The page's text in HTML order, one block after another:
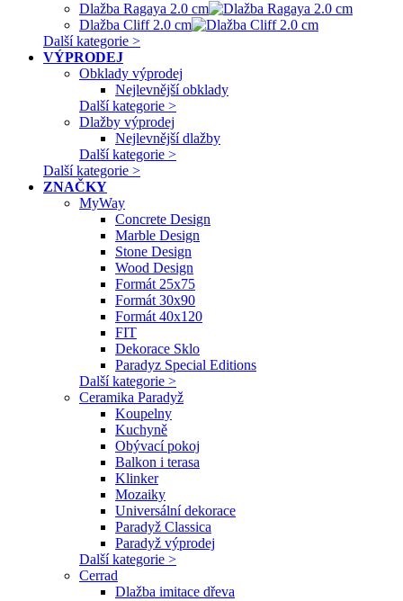
Dlažba Ragaya 2.0 cm
Dlažba Cliff 2.0 cm
Další kategorie >
VÝPRODEJ
Obklady výprodej
Nejlevnější obklady
Další kategorie >
Dlažby výprodej
Nejlevnější dlažby
Další kategorie >
Další kategorie >
ZNAČKY
MyWay
Concrete Design
Marble Design
Stone Design
Wood Design
Formát 25x75
Formát 30x90
Formát 40x120
FIT
Dekorace Sklo
Paradyz Special Editions
Další kategorie >
Ceramika Paradyž
Koupelny
Kuchyně
Obývací pokoj
Balkon i terasa
Klinker
Mozaiky
Universální dekorace
Paradyž Classica
Paradyž výprodej
Další kategorie >
Cerrad
Dlažba imitace dřeva